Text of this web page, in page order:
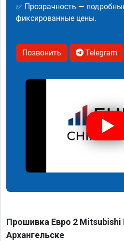
✅ Прозрачность —
фиксированные цены.
Позвонить Telegram
Прошивка Евро 2 Mitsubishi
Архангельске